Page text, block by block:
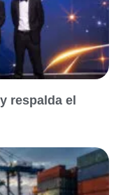
respalda el